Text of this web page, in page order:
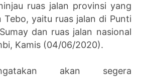
ruas jalan provinsi yang
Tebo, yaitu ruas jalan di Punti
dan ruas jalan nasional
Kamis (04/06/2020).
akan segera